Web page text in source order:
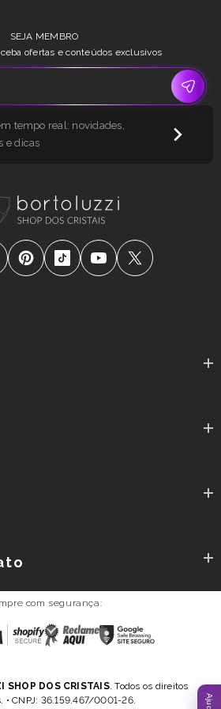
SEJA MEMBRO
ofertas e conteúdos exclusivos
tempo real: novidades,
e dicas
com segurança:
Shopify
Secure
Reclame
AQUI
Safe
SITE
SHOP DOS CRISTAIS. Todos os direitos
• CNPJ: 36.159.467/0001-26.